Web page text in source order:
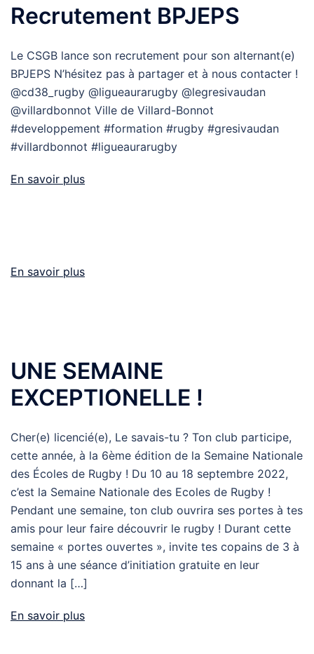
Recrutement BPJEPS
Le CSGB lance son recrutement pour son alternant(e)
BPJEPS N’hésitez pas à partager et à nous contacter !
@cd38_rugby @ligueaurarugby @legresivaudan
@villardbonnot Ville de Villard-Bonnot
#developpement #formation #rugby #gresivaudan
#villardbonnot #ligueaurarugby
En savoir plus
En savoir plus
UNE SEMAINE
EXCEPTIONELLE !
Cher(e) licencié(e), Le savais-tu ? Ton club participe,
cette année, à la 6ème édition de la Semaine Nationale
des Écoles de Rugby ! Du 10 au 18 septembre 2022,
c’est la Semaine Nationale des Ecoles de Rugby !
Pendant une semaine, ton club ouvrira ses portes à tes
amis pour leur faire découvrir le rugby ! Durant cette
semaine « portes ouvertes », invite tes copains de 3 à
15 ans à une séance d’initiation gratuite en leur
donnant la […]
En savoir plus